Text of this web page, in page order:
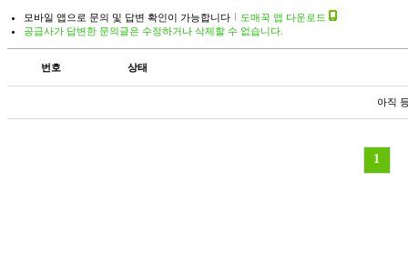
모바일 앱으로 문의 및 답변 확인이 가능합니다
도매꾹 앱 다운로드
공급사가 답변한 문의글은 수정하거나 삭제할 수 없습니다.
번호 상태
아직
1